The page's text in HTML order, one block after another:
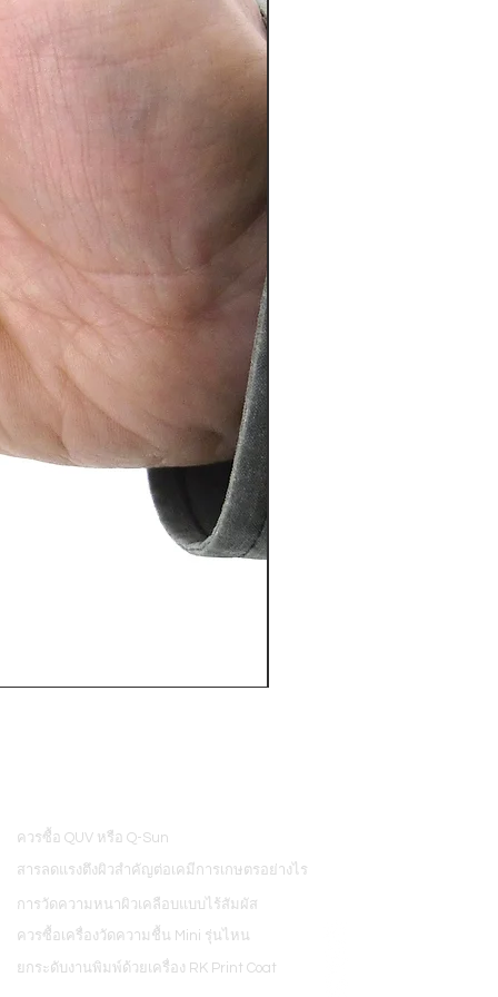
ควรซื้อ QUV หรือ Q-Sun
สารลดแรงตึงผิวสำคัญต่อเคมีการเกษตรอย่างไร
การวัดความหนาผิวเคลือบแบบไร้สัมผัส
ควรซื้อเครื่องวัดความชื้น Mini รุ่นไหน
ยกระดับงานพิมพ์ด้วยเครื่อง RK Print Coat